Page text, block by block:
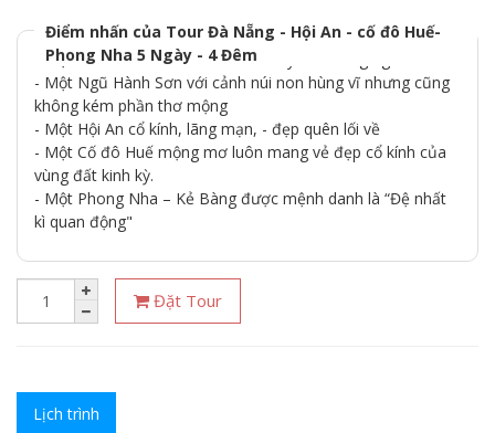
Điểm nhấn của Tour Đà Nẵng - Hội An - cố đô Huế-
Phong Nha 5 Ngày - 4 Đêm
- Một Bà Nà xứ sở thần tiên đến say đắm lòng người
- Một Ngũ Hành Sơn với cảnh núi non hùng vĩ nhưng cũng
không kém phần thơ mộng
- Một Hội An cổ kính, lãng mạn, - đẹp quên lối về
- Một Cố đô Huế mộng mơ luôn mang vẻ đẹp cổ kính của
vùng đất kinh kỳ.
- Một Phong Nha – Kẻ Bàng được mệnh danh là “Đệ nhất
kì quan động"
Đặt Tour
Lịch trình